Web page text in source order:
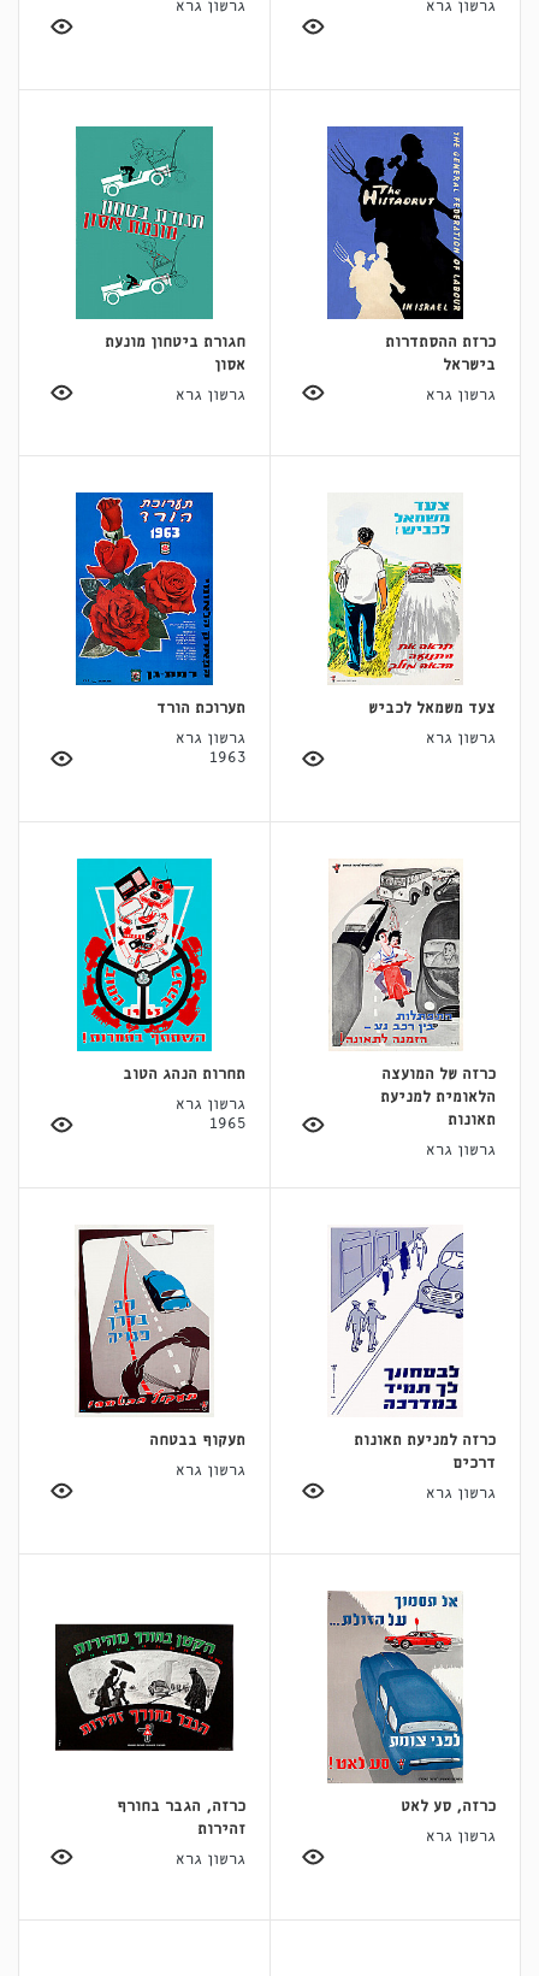
גרשון גרא
גרשון גרא
כרזת ההסתדרות
בישראל
גרשון גרא
חגורת ביטחון מונעת
אסון
גרשון גרא
צעד משמאל לכביש
גרשון גרא
תערוכת הורד
גרשון גרא
1963
כרזה של המועצה
הלאומית למניעת
תאונות
גרשון גרא
תחרות הנהג הטוב
גרשון גרא
1965
כרזה למניעת תאונות
דרכים
גרשון גרא
תעקוף בבטחה
גרשון גרא
כרזה, סע לאט
גרשון גרא
כרזה, הגבר בחורף
זהירות
גרשון גרא